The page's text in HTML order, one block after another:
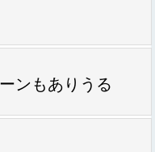
ンもありうる